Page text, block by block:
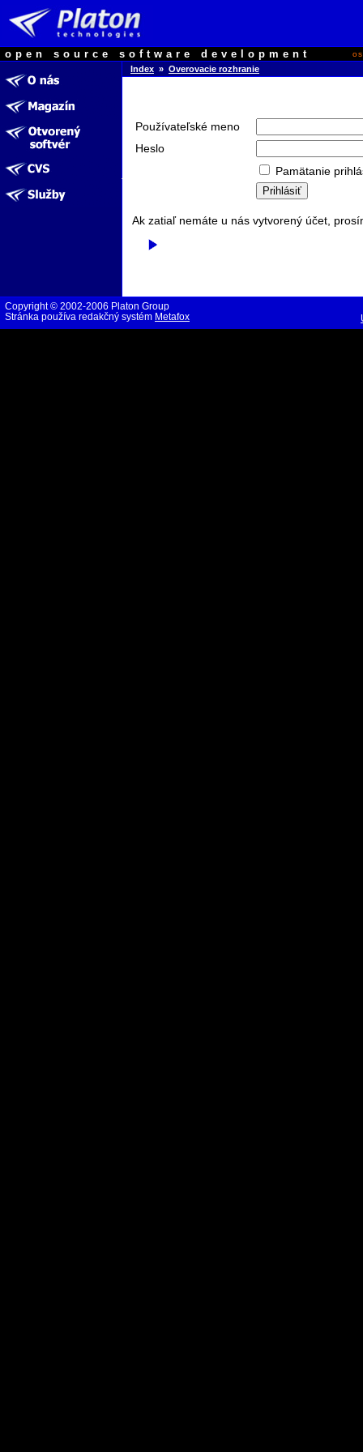
open source software development
Index » Overovacie rozhranie
Používateľské meno
Heslo
Pamätanie
Ak zatiaľ nemáte u nás vytvorený účet,
Copyright © 2002-2006 Platon Group
Stránka používa redakčný systém Metafox